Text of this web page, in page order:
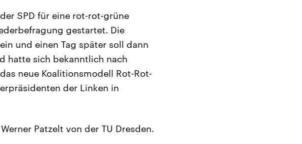
SPD für eine rot-rot-grüne
gestartet. Die
und einen Tag später soll dann
hatte sich bekanntlich nach
neue Koalitionsmodell Rot-Rot-
der Linken in
Patzelt von der TU Dresden.